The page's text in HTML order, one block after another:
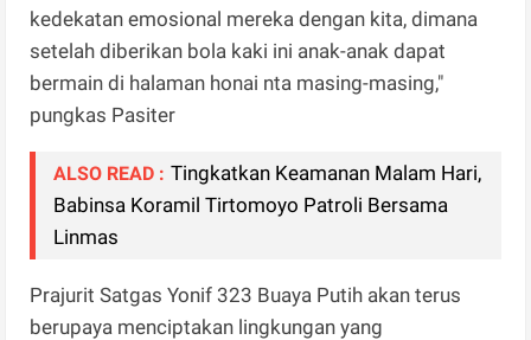
kedekatan emosional mereka dengan kita, dimana
setelah diberikan bola kaki ini anak-anak dapat
bermain di halaman honai nta masing-masing,"
pungkas Pasiter
ALSO READ : Tingkatkan Keamanan Malam Hari,
Babinsa Koramil Tirtomoyo Patroli Bersama
Linmas
Prajurit Satgas Yonif 323 Buaya Putih akan terus
berupaya menciptakan lingkungan yang